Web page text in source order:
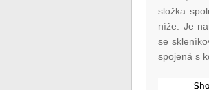
složka
níže. Je
se
spojená s